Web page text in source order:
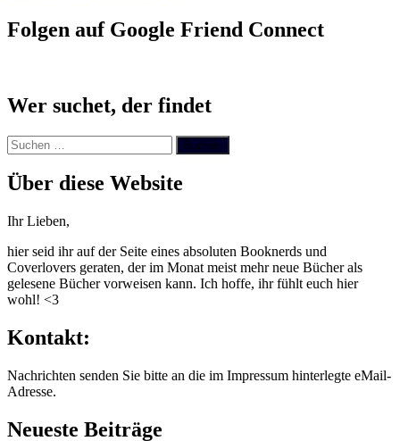
Folgen auf Google Friend Connect
Wer suchet, der findet
Suchen
nach:
Über diese Website
Ihr Lieben,
hier seid ihr auf der Seite eines absoluten Booknerds und
Coverlovers geraten, der im Monat meist mehr neue Bücher als
gelesene Bücher vorweisen kann. Ich hoffe, ihr fühlt euch hier
wohl! <3
Kontakt:
Nachrichten senden Sie bitte an die im Impressum hinterlegte eMail-
Adresse.
Neueste Beiträge